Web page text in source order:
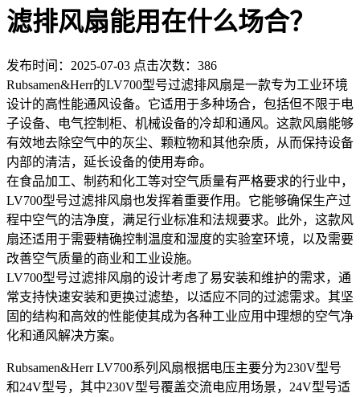
滤排风扇能用在什么场合？
发布时间：2025-07-03 点击次数：386
Rubsamen&Herr的LV700型号过滤排风扇是一款专为工业环境
设计的高性能通风设备。它适用于多种场合，包括但不限于电
子设备、电气控制柜、机械设备的冷却和通风。这款风扇能够
有效地去除空气中的灰尘、颗粒物和其他杂质，从而保持设备
内部的清洁，延长设备的使用寿命。
在食品加工、制药和化工等对空气质量有严格要求的行业中，
LV700型号过滤排风扇也发挥着重要作用。它能够确保生产过
程中空气的洁净度，满足行业标准和法规要求。此外，这款风
扇还适用于需要精确控制温度和湿度的实验室环境，以及需要
改善空气质量的商业和工业设施。
LV700型号过滤排风扇的设计考虑了易安装和维护的需求，通
常支持快速安装和更换过滤垫，以适应不同的过滤需求。其坚
固的结构和高效的性能使其成为各种工业应用中理想的空气净
化和通风解决方案。
Rubsamen&Herr LV700系列风扇根据电压主要分为230V型号
和24V型号，其中230V型号覆盖交流电应用场景，24V型号适